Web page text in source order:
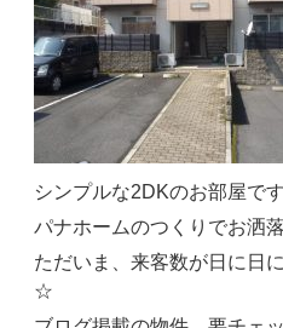
シンプルな2DKのお部屋で
パナホームのつくりでお洒
ただいま、来客数が日に日
☆